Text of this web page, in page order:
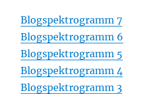
Blogspektrogramm 7
Blogspektrogramm 6
Blogspektrogramm 5
Blogspektrogramm 4
Blogspektrogramm 3